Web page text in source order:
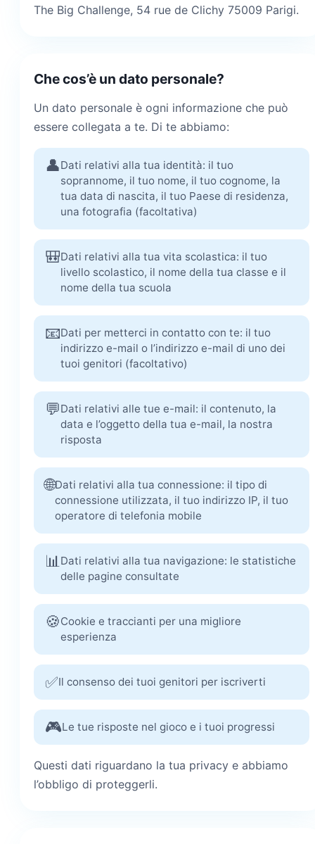
The Big Challenge, 54 rue de Clichy 75009 Parigi.
Che cos’è un dato personale?
Un dato personale è ogni informazione che può
essere collegata a te. Di te abbiamo:
👤Dati relativi alla tua identità: il tuo
soprannome, il tuo nome, il tuo cognome, la
tua data di nascita, il tuo Paese di residenza,
una fotografia (facoltativa)
🎒Dati relativi alla tua vita scolastica: il tuo
livello scolastico, il nome della tua classe e il
nome della tua scuola
📧Dati per metterci in contatto con te: il tuo
indirizzo e-mail o l’indirizzo e-mail di uno dei
tuoi genitori (facoltativo)
💬Dati relativi alle tue e-mail: il contenuto, la
data e l’oggetto della tua e-mail, la nostra
risposta
🌐Dati relativi alla tua connessione: il tipo di
connessione utilizzata, il tuo indirizzo IP, il tuo
operatore di telefonia mobile
📊 Dati relativi alla tua navigazione: le statistiche
delle pagine consultate
🍪Cookie e traccianti per una migliore
esperienza
✅Il consenso dei tuoi genitori per iscriverti
🎮Le tue risposte nel gioco e i tuoi progressi
Questi dati riguardano la tua privacy e abbiamo
l’obbligo di proteggerli.